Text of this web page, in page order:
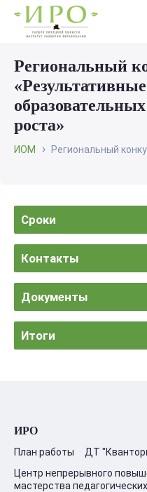
Региональный
роста»
ИОМ Региональный
Сроки
Контакты
Документы
Итоги
ИРО
План работы ДТ
Центр непрерывного
мастерства